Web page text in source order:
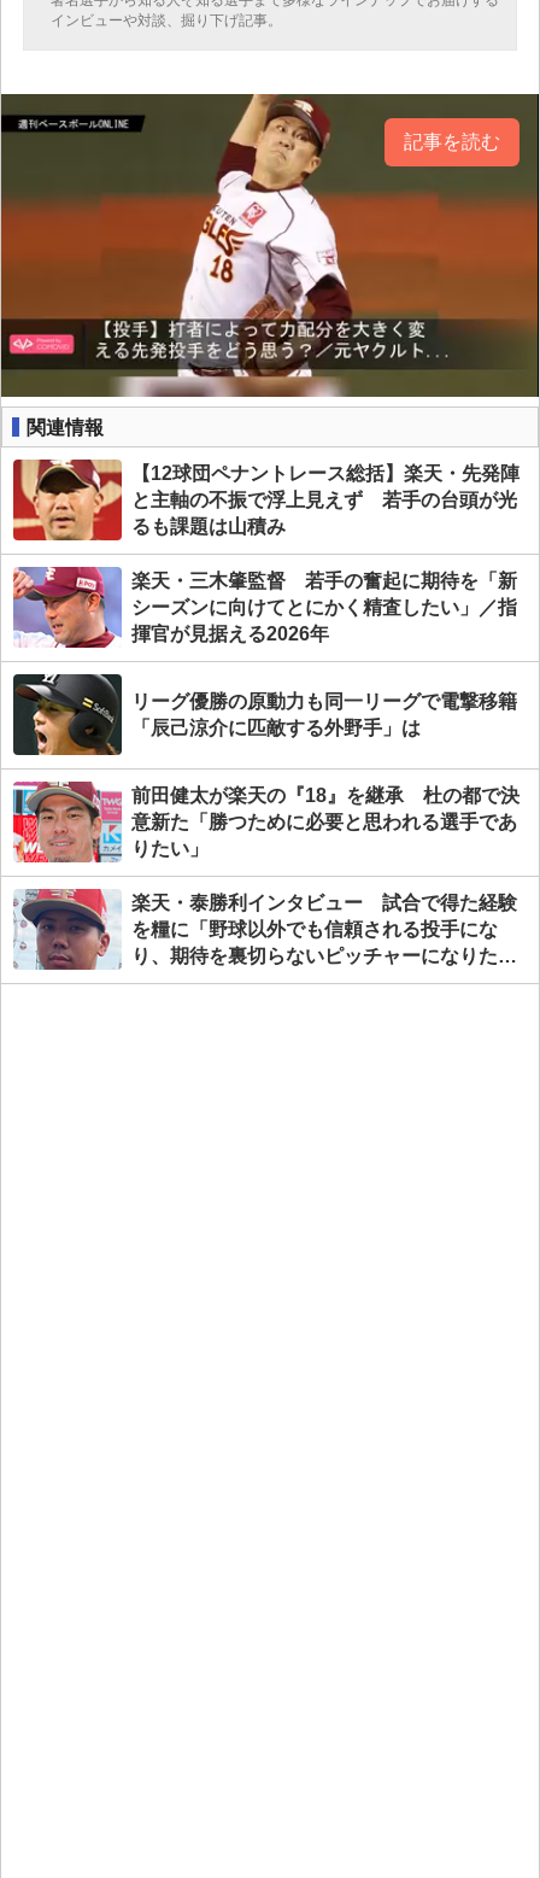
インビューや対談、掘り下げ記事。
記事を読む
関連情報
【12球団ペナントレース総括】楽天・先発陣
と主軸の不振で浮上見えず 若手の台頭が光
るも課題は山積み
楽天・三木肇監督 若手の奮起に期待を「新
シーズンに向けてとにかく精査したい」／指
揮官が見据える2026年
リーグ優勝の原動力も同一リーグで電撃移籍
「辰己涼介に匹敵する外野手」は
前田健太が楽天の『18』を継承 杜の都で決
意新た「勝つために必要と思われる選手であ
りたい」
楽天・泰勝利インタビュー 試合で得た経験
を糧に「野球以外でも信頼される投手にな
り、期待を裏切らないピッチャーになりた
い」